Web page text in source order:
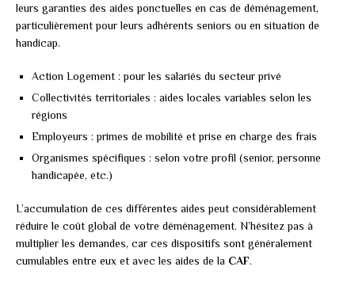
leurs garanties des aides ponctuelles en cas de déménagement,
particulièrement pour leurs adhérents seniors ou en situation de
handicap.
Action Logement : pour les salariés du secteur privé
Collectivités territoriales : aides locales variables selon les
régions
Employeurs : primes de mobilité et prise en charge des frais
Organismes spécifiques : selon votre profil (senior, personne
handicapée, etc.)
L’accumulation de ces différentes aides peut considérablement
réduire le coût global de votre déménagement. N’hésitez pas à
multiplier les demandes, car ces dispositifs sont généralement
cumulables entre eux et avec les aides de la CAF.